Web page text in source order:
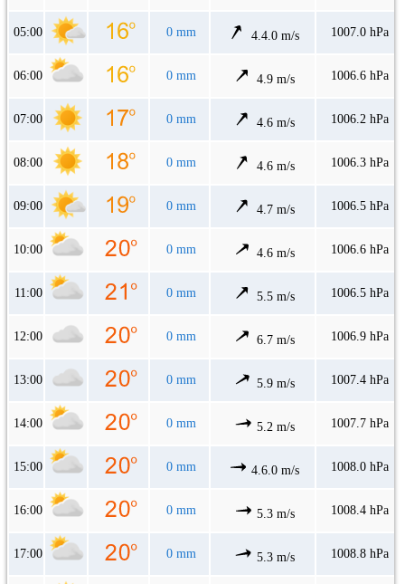
05:00 0 mm 4.4.0 m/s 1007.0 hPa
06:00 0 mm 4.9 m/s 1006.6 hPa
07:00 0 mm 4.6 m/s 1006.2 hPa
08:00 0 mm 4.6 m/s 1006.3 hPa
09:00 0 mm 4.7 m/s 1006.5 hPa
10:00 0 mm 4.6 m/s 1006.6 hPa
11:00 0 mm 5.5 m/s 1006.5 hPa
12:00 0 mm 6.7 m/s 1006.9 hPa
13:00 0 mm 5.9 m/s 1007.4 hPa
14:00 0 mm 5.2 m/s 1007.7 hPa
15:00 0 mm 4.6.0 m/s 1008.0 hPa
16:00 0 mm 5.3 m/s 1008.4 hPa
17:00 0 mm 5.3 m/s 1008.8 hPa